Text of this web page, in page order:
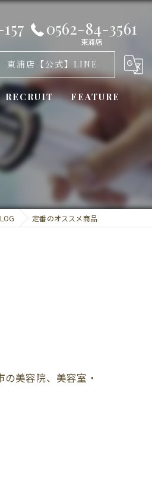
0562-84-3561
東浦店
東浦店【公式】LINE
RECRUIT FEATURE
オゾンパーマ
カット
トリートメント
定番のオススメ商品
美容院、美容室・